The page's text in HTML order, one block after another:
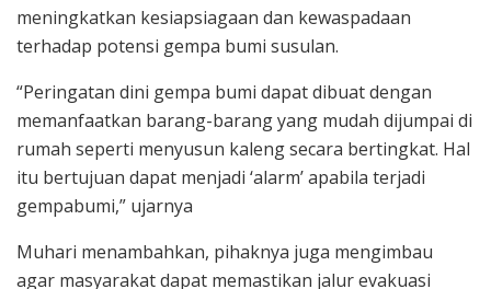
meningkatkan kesiapsiagaan dan kewaspadaan
terhadap potensi gempa bumi susulan.
“Peringatan dini gempa bumi dapat dibuat dengan
memanfaatkan barang-barang yang mudah dijumpai di
rumah seperti menyusun kaleng secara bertingkat. Hal
itu bertujuan dapat menjadi ‘alarm’ apabila terjadi
gempabumi,” ujarnya
Muhari menambahkan, pihaknya juga mengimbau
agar masyarakat dapat memastikan jalur evakuasi